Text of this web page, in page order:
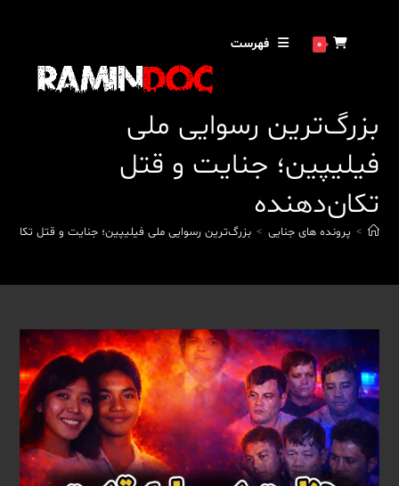
0 فهرست
بزرگ‌ترین رسوایی ملی
فیلیپین؛ جنایت و قتل
تکان‌دهنده
> پرونده های جنایی > بزرگ‌ترین رسوایی ملی فیلیپین؛ جنایت و قتل